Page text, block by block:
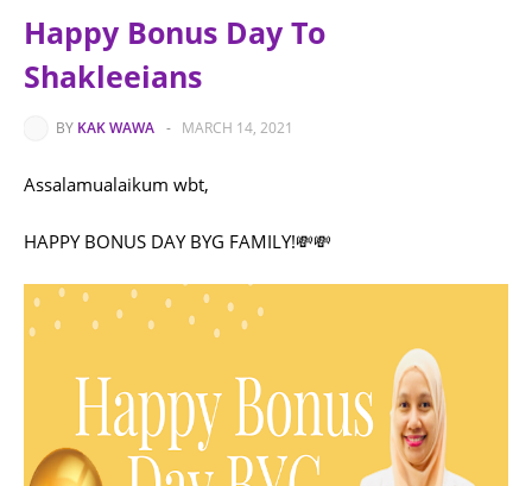
Happy Bonus Day To
Shakleeians
BY KAK WAWA - MARCH 14, 2021
Assalamualaikum wbt,
HAPPY BONUS DAY BYG FAMILY!💸💸